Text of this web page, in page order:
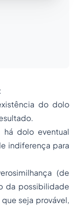
do dolo
há dolo eventual
indiferença para
(de
da possibilidade
seja provável,